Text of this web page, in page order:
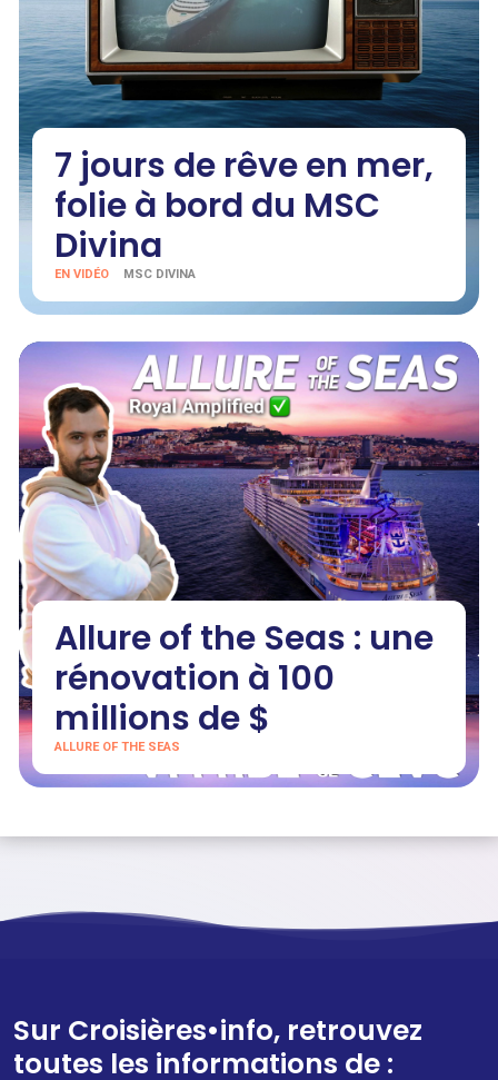
7 jours de rêve en mer,
folie à bord du MSC
Divina
EN VIDÉO MSC DIVINA
Allure of the Seas : une
rénovation à 100
millions de $
ALLURE OF THE SEAS
Sur Croisières•info, retrouvez
toutes les informations de :